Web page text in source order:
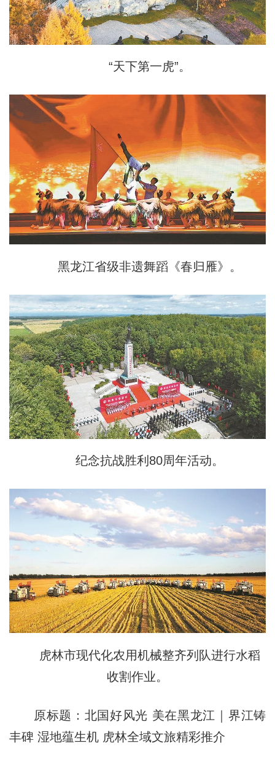
“天下第一虎”。
黑龙江省级非遗舞蹈《春归雁》。
纪念抗战胜利80周年活动。
虎林市现代化农用机械整齐列队进行水稻
收割作业。
原标题：北国好风光 美在黑龙江｜界江铸
丰碑 湿地蕴生机 虎林全域文旅精彩推介